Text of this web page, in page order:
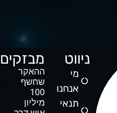
ניווט
מי
אנחנו
תנאי
מבזקים
ההאקר
שחשף
100
מיליון